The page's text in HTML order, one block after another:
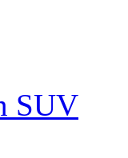
SUV